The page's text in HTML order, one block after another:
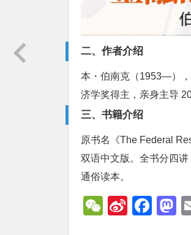
二、作者介绍
本・伯南克（1953—）
济学奖得主，亲身主导
三、书籍介绍
原书名《The Federal
双语中文版。全书分四
通俗读本。
WeChat
Sina